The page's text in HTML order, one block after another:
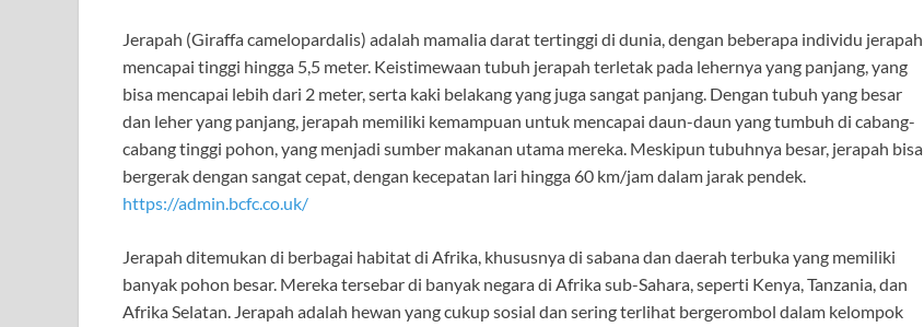
Jerapah (Giraffa camelopardalis) adalah mamalia darat tertinggi di dunia, dengan beberapa individu jerapah
mencapai tinggi hingga 5,5 meter. Keistimewaan tubuh jerapah terletak pada lehernya yang panjang, yang
bisa mencapai lebih dari 2 meter, serta kaki belakang yang juga sangat panjang. Dengan tubuh yang besar
dan leher yang panjang, jerapah memiliki kemampuan untuk mencapai daun-daun yang tumbuh di cabang-
cabang tinggi pohon, yang menjadi sumber makanan utama mereka. Meskipun tubuhnya besar, jerapah bisa
bergerak dengan sangat cepat, dengan kecepatan lari hingga 60 km/jam dalam jarak pendek.
https://admin.bcfc.co.uk/
Jerapah ditemukan di berbagai habitat di Afrika, khususnya di sabana dan daerah terbuka yang memiliki
banyak pohon besar. Mereka tersebar di banyak negara di Afrika sub-Sahara, seperti Kenya, Tanzania, dan
Afrika Selatan. Jerapah adalah hewan yang cukup sosial dan sering terlihat bergerombol dalam kelompok